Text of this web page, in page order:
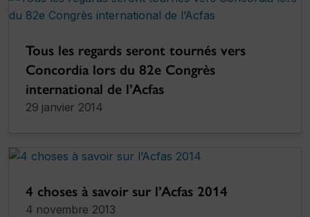
Tous les regards seront tournés vers
Concordia lors du 82e Congrès
international de l’Acfas
29 janvier 2014
4 choses à savoir sur l’Acfas 2014
4 novembre 2013